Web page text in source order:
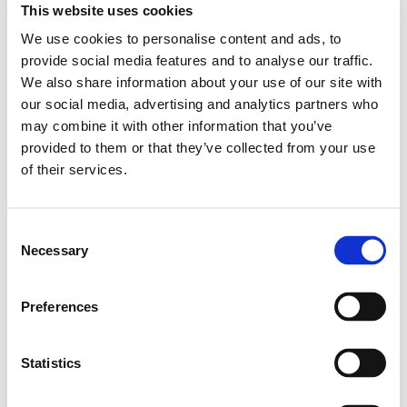
This website uses cookies
We use cookies to personalise content and ads, to
provide social media features and to analyse our traffic.
We also share information about your use of our site with
our social media, advertising and analytics partners who
may combine it with other information that you’ve
provided to them or that they’ve collected from your use
of their services.
Selection
Necessary
Preferences
Statistics
Riska faktori
Nepietiekama D vitamīna līmeņa risku palielina ne tikai
individuālas iezīmes, piemēram, ādas krāsa, ķermeņa
svars un dzīves apstākļi, bet arī dažādi dzīves posmi.
Turpmāk ir sniegta informācija par nozīmīgākajām
iedzīvotāju grupām, kam ir zema D vitamīna līmeņa